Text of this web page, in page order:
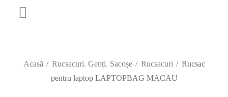
Acasă Rucsacuri. Genți. Sacoșe Rucsacuri
Rucsac
pentru laptop LAPTOPBAG MACAU